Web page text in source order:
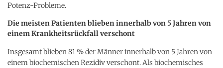
Potenz-Probleme.
Die meisten Patienten blieben innerhalb von 5 Jahren von
einem Krankheitsrückfall verschont
Insgesamt blieben 81 % der Männer innerhalb von 5 Jahren von
einem biochemischen Rezidiv verschont. Als biochemisches